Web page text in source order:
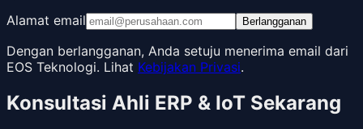
Alamat email
Berlangganan
Dengan berlangganan, Anda setuju menerima email dari
EOS Teknologi. Lihat Kebijakan Privasi.
Konsultasi Ahli ERP & IoT Sekarang